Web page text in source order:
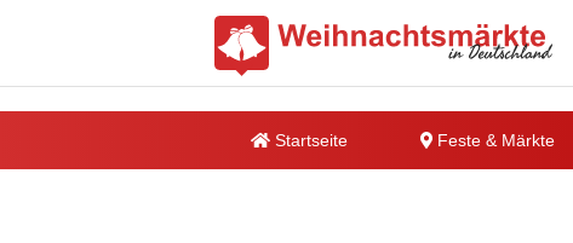
Startseite Feste & Märkte